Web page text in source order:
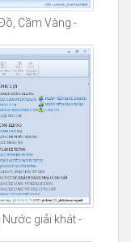
Cầm Vàng -
Nước giải khát -